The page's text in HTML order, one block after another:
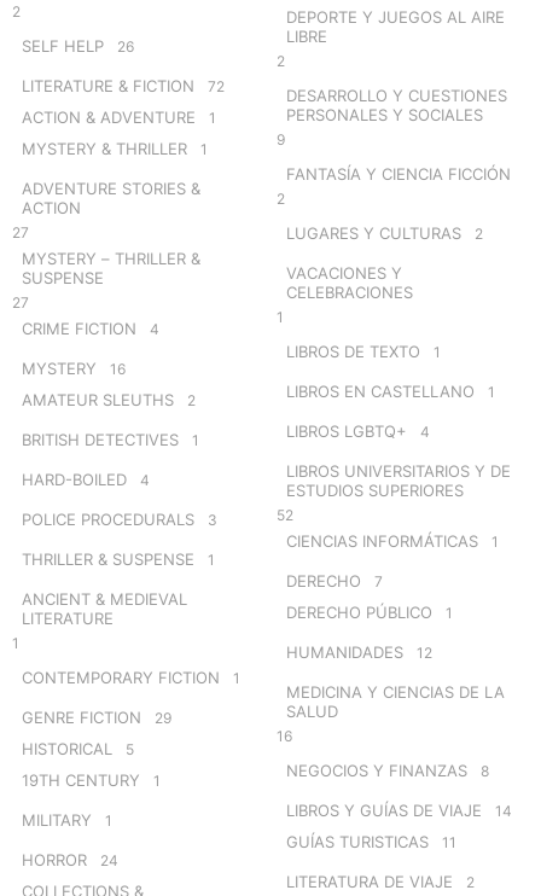
2
SELF HELP 26
LITERATURE & FICTION 72
ACTION & ADVENTURE 1
MYSTERY & THRILLER 1
ADVENTURE STORIES &
ACTION
27
MYSTERY – THRILLER &
SUSPENSE
27
CRIME FICTION 4
MYSTERY 16
AMATEUR SLEUTHS 2
BRITISH DETECTIVES 1
HARD-BOILED 4
POLICE PROCEDURALS 3
THRILLER & SUSPENSE 1
ANCIENT & MEDIEVAL
LITERATURE
1
CONTEMPORARY FICTION 1
GENRE FICTION 29
HISTORICAL 5
19TH CENTURY 1
MILITARY 1
HORROR 24
COLLECTIONS &
DEPORTE Y JUEGOS AL AIRE
LIBRE
2
DESARROLLO Y CUESTIONES
PERSONALES Y SOCIALES
9
FANTASÍA Y CIENCIA FICCIÓN
2
LUGARES Y CULTURAS 2
VACACIONES Y
CELEBRACIONES
1
LIBROS DE TEXTO 1
LIBROS EN CASTELLANO 1
LIBROS LGBTQ+ 4
LIBROS UNIVERSITARIOS Y DE
ESTUDIOS SUPERIORES
52
CIENCIAS INFORMÁTICAS 1
DERECHO 7
DERECHO PÚBLICO 1
HUMANIDADES 12
MEDICINA Y CIENCIAS DE LA
SALUD
16
NEGOCIOS Y FINANZAS 8
LIBROS Y GUÍAS DE VIAJE 14
GUÍAS TURISTICAS 11
LITERATURA DE VIAJE 2